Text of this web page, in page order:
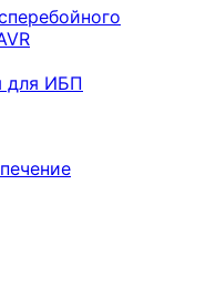
для ИБП